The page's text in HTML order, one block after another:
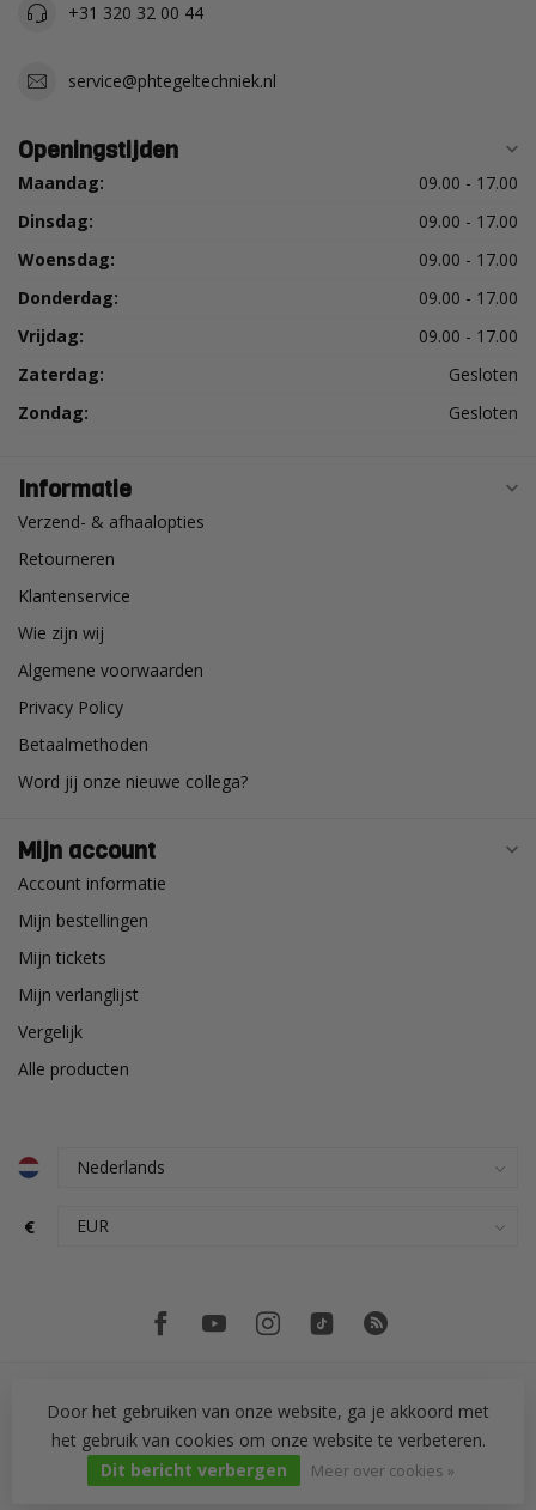
+31 320 32 00 44
service@phtegeltechniek.nl
Openingstijden
Maandag:
09.00 - 17.00
Dinsdag:
09.00 - 17.00
Woensdag:
09.00 - 17.00
Donderdag:
09.00 - 17.00
Vrijdag:
09.00 - 17.00
Zaterdag:
Gesloten
Zondag:
Gesloten
Informatie
Verzend- & afhaalopties
Retourneren
Klantenservice
Wie zijn wij
Algemene voorwaarden
Privacy Policy
Betaalmethoden
Word jij onze nieuwe collega?
Mijn account
Account informatie
Mijn bestellingen
Mijn tickets
Mijn verlanglijst
Vergelijk
Alle producten
€
© Copyright 2026 PH Tegeltechniek
Door het gebruiken van onze website, ga je akkoord met
het gebruik van cookies om onze website te verbeteren.
Dit bericht verbergen
Meer over cookies »